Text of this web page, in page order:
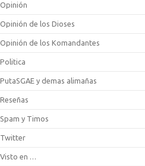
Opinión
Opinión de los Dioses
Opinión de los Komandantes
Politica
PutaSGAE y demas alimañas
Reseñas
Spam y Timos
Twitter
Visto en …